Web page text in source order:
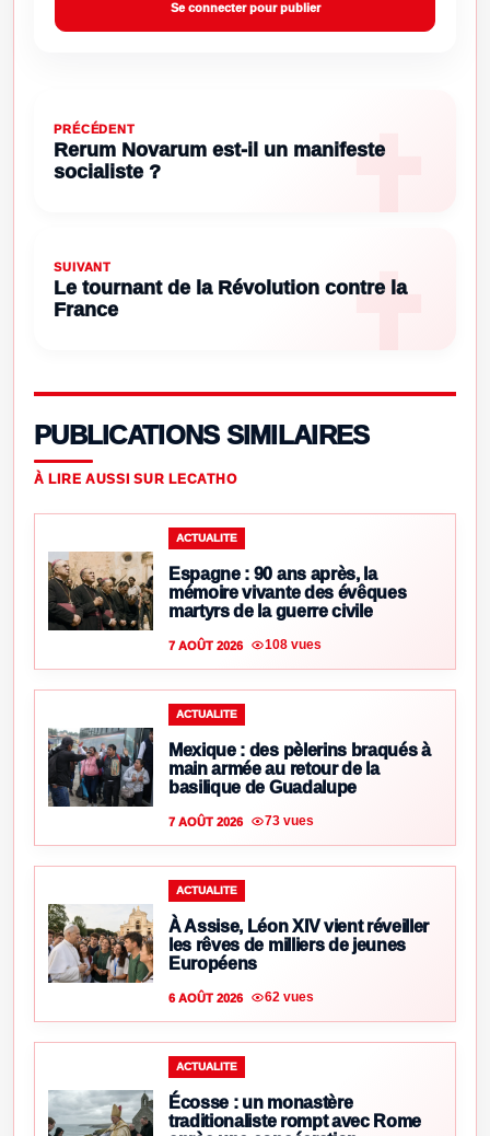
Se connecter pour publier
PRÉCÉDENT
Rerum Novarum est-il un manifeste
socialiste ?
SUIVANT
Le tournant de la Révolution contre la
France
PUBLICATIONS SIMILAIRES
À LIRE AUSSI SUR LECATHO
ACTUALITE
Espagne : 90 ans après, la
mémoire vivante des évêques
martyrs de la guerre civile
7 AOÛT 2026 108 vues
ACTUALITE
Mexique : des pèlerins braqués à
main armée au retour de la
basilique de Guadalupe
7 AOÛT 2026 73 vues
ACTUALITE
À Assise, Léon XIV vient réveiller
les rêves de milliers de jeunes
Européens
6 AOÛT 2026 62 vues
ACTUALITE
Écosse : un monastère
traditionaliste rompt avec Rome